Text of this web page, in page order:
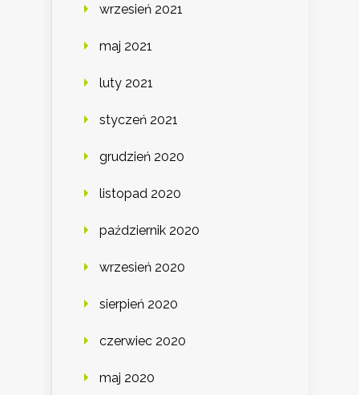
wrzesień 2021
maj 2021
luty 2021
styczeń 2021
grudzień 2020
listopad 2020
październik 2020
wrzesień 2020
sierpień 2020
czerwiec 2020
maj 2020